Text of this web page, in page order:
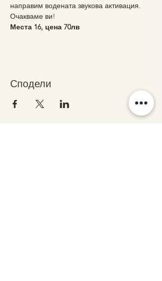
направим водената звукова активация.
Очакваме ви!
Места 16, цена 70лв
Сподели